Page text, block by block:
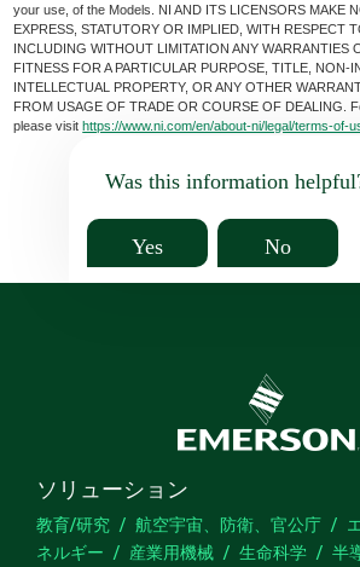
your use, of the Models. NI AND ITS LICENSORS MAKE
EXPRESS, STATUTORY OR IMPLIED, WITH RESPECT
INCLUDING WITHOUT LIMITATION ANY WARRANTIES
FITNESS FOR A PARTICULAR PURPOSE, TITLE, NON-
INTELLECTUAL PROPERTY, OR ANY OTHER
FROM USAGE OF TRADE OR COURSE OF DEALING.
please visithttps://www.ni.com/en/about-ni/legal/terms-of-
Was this information
Yes No
ソリューション
教育/研究 航空宇宙、防衛、官公庁
ネルギー
産業用機械 生命科学 半